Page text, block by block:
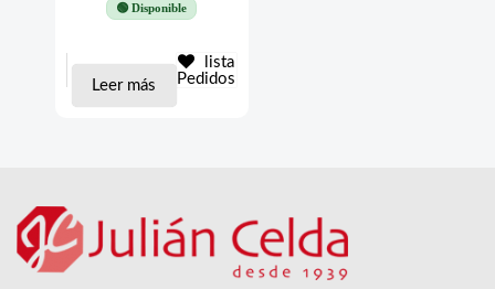
🟢 Disponible
Leer más
lista
Pedidos